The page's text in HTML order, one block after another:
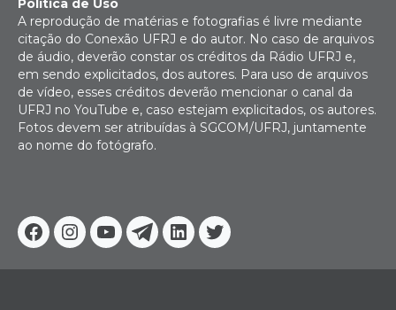
Facebook
Instagram
YoutubeTelegram
Linkedin
Twitter
Política de Uso
A reprodução de matérias e fotografias é livre mediante
citação do Conexão UFRJ e do autor. No caso de arquivos
de áudio, deverão constar os créditos da Rádio UFRJ e,
em sendo explicitados, dos autores. Para uso de arquivos
de vídeo, esses créditos deverão mencionar o canal da
UFRJ no YouTube e, caso estejam explicitados, os autores.
Fotos devem ser atribuídas à SGCOM/UFRJ, juntamente
ao nome do fotógrafo.